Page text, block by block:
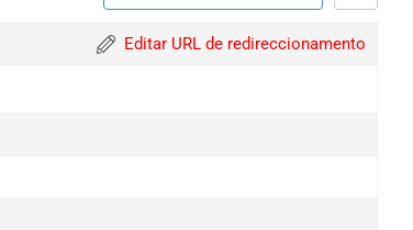
Editar URL de redireccionamento